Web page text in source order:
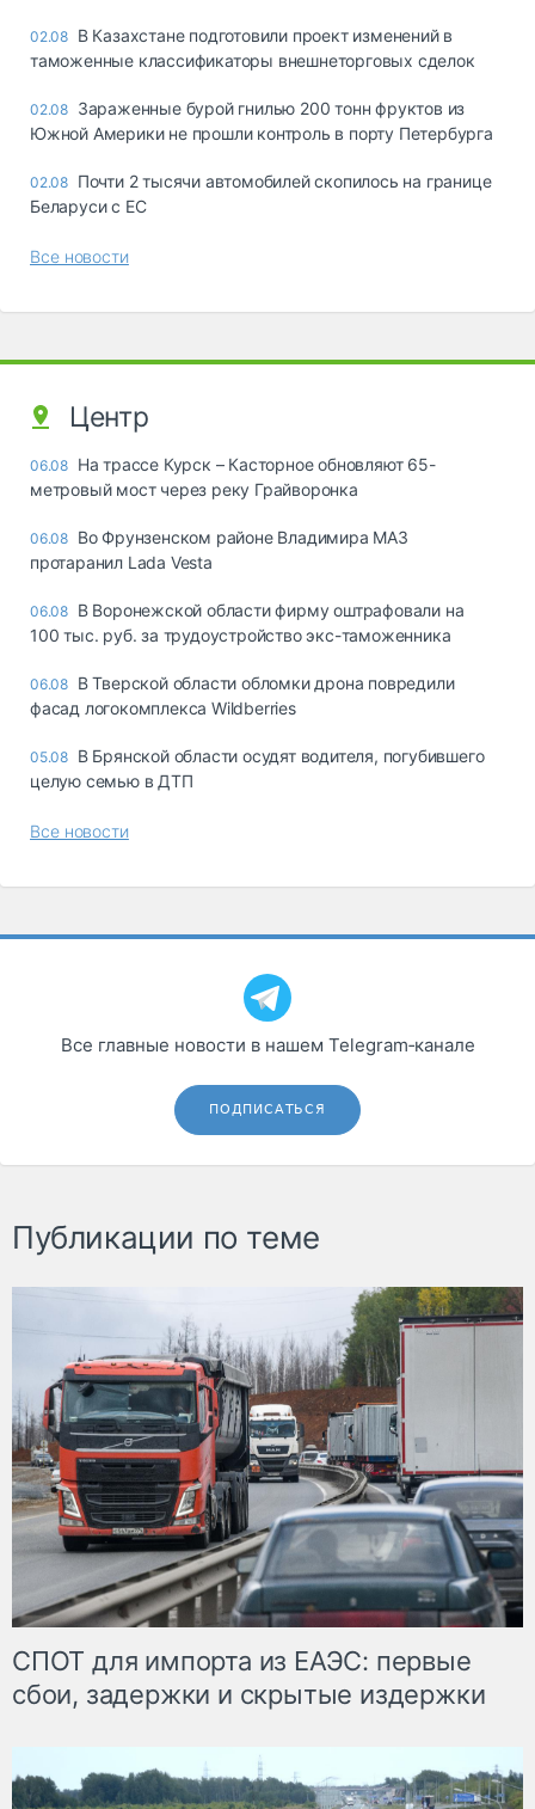
02.08 В Казахстане подготовили проект изменений в
таможенные классификаторы внешнеторговых сделок
02.08 Зараженные бурой гнилью 200 тонн фруктов из
Южной Америки не прошли контроль в порту Петербурга
02.08 Почти 2 тысячи автомобилей скопилось на границе
Беларуси с ЕС
Все новости
Центр
06.08 На трассе Курск – Касторное обновляют 65-
метровый мост через реку Грайворонка
06.08 Во Фрунзенском районе Владимира МАЗ
протаранил Lada Vesta
06.08 В Воронежской области фирму оштрафовали на
100 тыс. руб. за трудоустройство экс-таможенника
06.08 В Тверской области обломки дрона повредили
фасад логокомплекса Wildberries
05.08 В Брянской области осудят водителя, погубившего
целую семью в ДТП
Все новости
Все главные новости в нашем Telegram‑канале
ПОДПИСАТЬСЯ
Публикации по теме
СПОТ для импорта из ЕАЭС: первые
сбои, задержки и скрытые издержки